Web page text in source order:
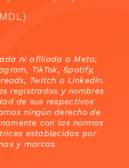
ni afiliada a Meta,
TikTok, Spotify,
Twitch o LinkedIn.
registradas y nombres
de sus respectivos
ningún derecho de
con las normas
establecidas por
y marcas.